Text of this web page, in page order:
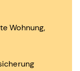
Wohnung,